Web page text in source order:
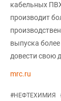
кабельных
производит
выпуска
довести свою
mrc.ru
#НЕФТЕХИМИЯ